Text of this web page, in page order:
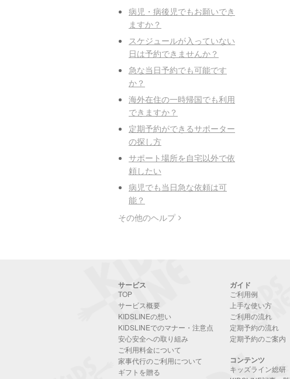
病児・病後児でもお願いでき
ますか？
スケジュールが入っていない
日は予約できませんか？
急な当日予約でも可能です
か？
海外在住の一時帰国でも利用
できますか？
定期予約ができるサポーター
の探し方
サポート場所を自宅以外で依
頼したい
病児でも当日急な依頼は可
能？
その他のヘルプ
サービス
TOP
サービス概要
KIDSLINEの想い
KIDSLINEでのマナー・注意点
安心安全への取り組み
ご利用料金について
家事代行のご利用について
ギフトを贈る
ガイド
ご利用例
上手な使い方
ご利用の流れ
定期予約の流れ
定期予約のご案内
コンテンツ
キッズライン総研